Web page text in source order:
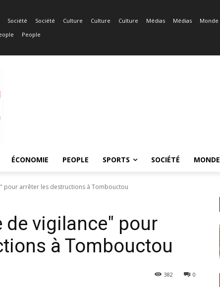
Société Société Culture Culture Culture Médias Médias Monde
People
ÉCONOMIE PEOPLE SPORTS SOCIÉTÉ MONDE
pour arrêter les destructions à Tombouctou
de vigilance" pour
à Tombouctou
0
382